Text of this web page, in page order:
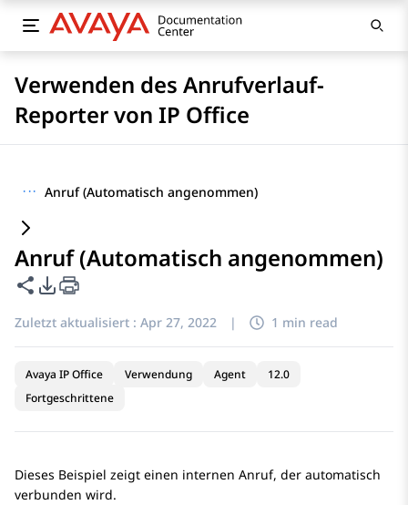
Verwenden des Anrufverlauf-
Reporter von IP Office
··· Anruf (Automatisch angenommen)
Anruf (Automatisch angenommen)
Diese Seite teilen
PDF-Exportoptionen
Zuletzt aktualisiert : Apr 27, 2022 | 1 min read
Avaya IP Office Verwendung Agent
12.0
Fortgeschrittene
Dieses Beispiel zeigt einen internen Anruf, der automatisch
verbunden wird.